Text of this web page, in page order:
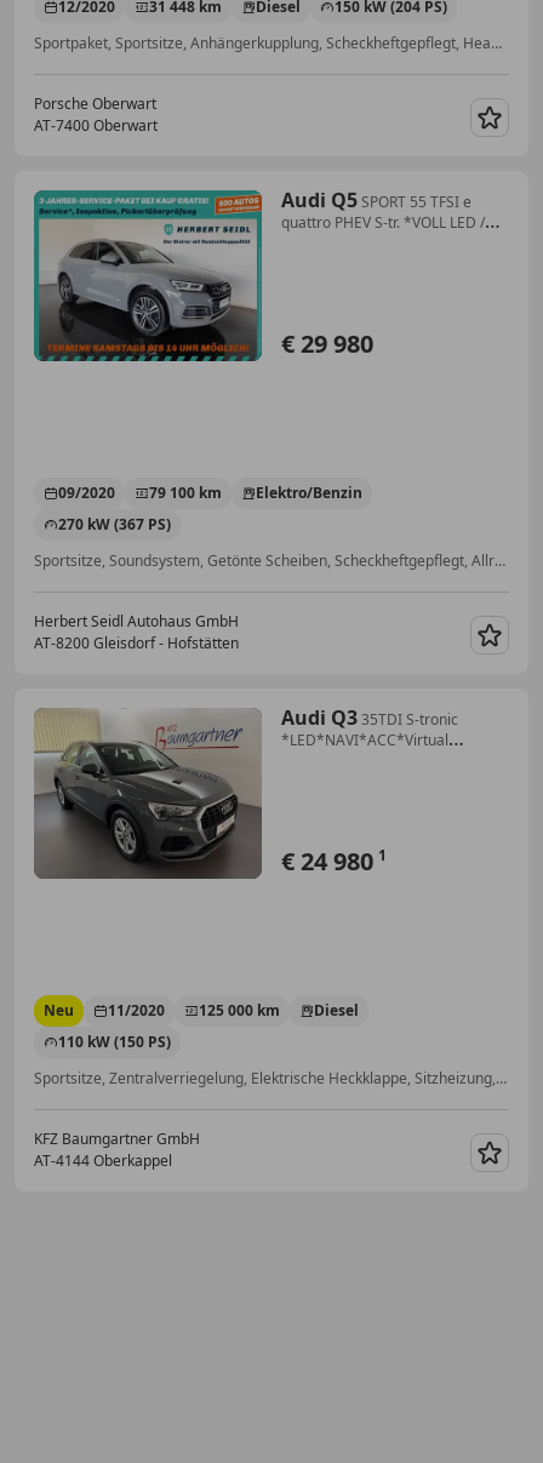
12/2020 31 448 km Diesel
150 kW (204 PS)
Sportpaket, Sportsitze, Anhängerkupplung, Scheckheftgepflegt, Head-up display, Elektrische Sitze, Allrad, Lederlenkrad
Porsche Oberwart
AT-7400 Oberwart
Audi Q5SPORT 55 TFSI e
quattro PHEV S-tr. *VOLL LED /
€ 29 980
09/2020 79 100 km
Elektro/Benzin
270 kW (367 PS)
Sportsitze, Soundsystem, Getönte Scheiben, Scheckheftgepflegt, Allrad, Freisprecheinrichtung, Tempomat, ABS
Herbert Seidl Autohaus GmbH
AT-8200 Gleisdorf - Hofstätten
Audi Q335TDI S-tronic
*LED*NAVI*ACC*Virtual
€ 24 980 1
Neu 11/2020 125 000 km
Diesel
110 kW (150 PS)
Sportsitze, Zentralverriegelung, Elektrische Heckklappe, Sitzheizung, Abstandstempomat, Scheckheftgepflegt, LED-Scheinwerfer, Schlüssellose Zentralverriegelung
KFZ Baumgartner GmbH
AT-4144 Oberkappel